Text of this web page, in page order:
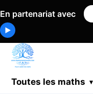
En partenariat avec
▶
Toutes les maths